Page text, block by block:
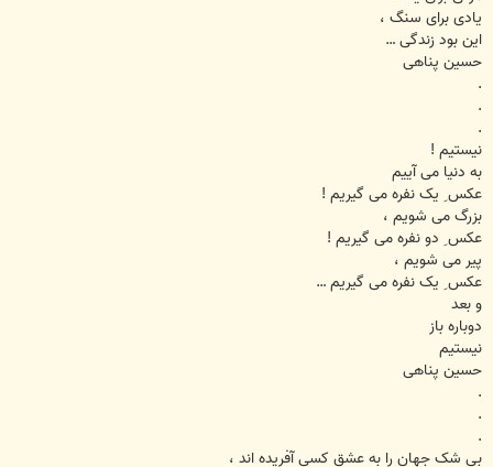
یادی برای سنگ ،
این بود زندگی …
حسین پناهی
.
.
.
نیستیم !
به دنیا می آییم
عکس ِ یک نفره می گیریم !
بزرگ می شویم ،
عکس ِ دو نفره می گیریم !
پیر می شویم ،
عکس ِ یک نفره می گیریم …
و بعد
دوباره باز
نیستیم
حسین پناهی
.
.
.
بی شک جهان را به عشق کسی آفریده اند ،